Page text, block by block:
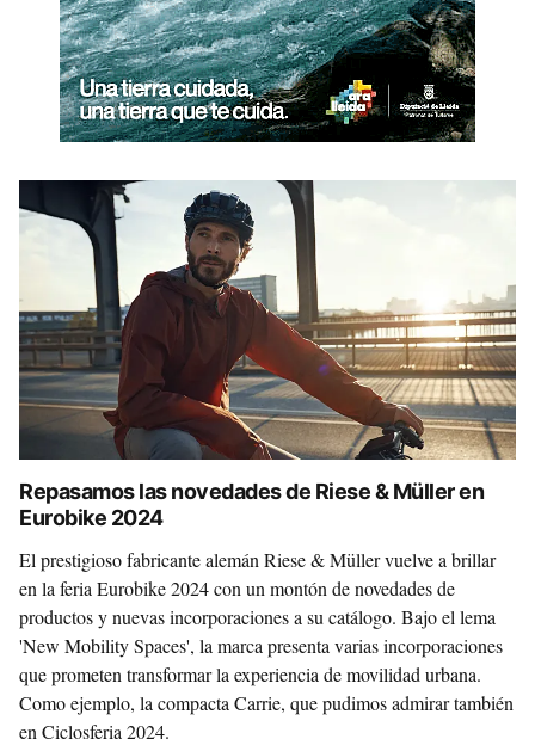
Repasamos las novedades de Riese & Müller en
Eurobike 2024
El prestigioso fabricante alemán Riese & Müller vuelve a brillar
en la feria Eurobike 2024 con un montón de novedades de
productos y nuevas incorporaciones a su catálogo. Bajo el lema
'New Mobility Spaces', la marca presenta varias incorporaciones
que prometen transformar la experiencia de movilidad urbana.
Como ejemplo, la compacta Carrie, que pudimos admirar también
en Ciclosferia 2024.